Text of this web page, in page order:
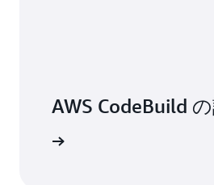
AWS CodeBuild